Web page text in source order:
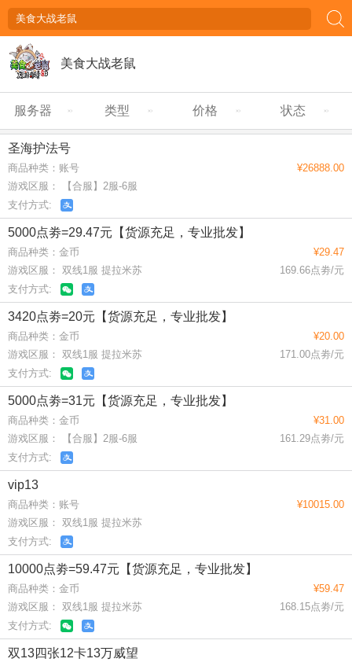
美食大战老鼠
服务器 类型 价格 状态
圣海护法号
商品种类：账号
游戏区服： 【合服】2服-6服
支付方式:
¥26888.00
5000点劵=29.47元【货源充足，专业批发】
商品种类：金币
游戏区服： 双线1服 提拉米苏
支付方式:
¥29.47
169.66点劵/元
3420点劵=20元【货源充足，专业批发】
商品种类：金币
游戏区服： 双线1服 提拉米苏
支付方式:
¥20.00
171.00点劵/元
5000点劵=31元【货源充足，专业批发】
商品种类：金币
游戏区服： 【合服】2服-6服
支付方式:
¥31.00
161.29点劵/元
vip13
商品种类：账号
游戏区服： 双线1服 提拉米苏
支付方式:
¥10015.00
10000点劵=59.47元【货源充足，专业批发】
商品种类：金币
游戏区服： 双线1服 提拉米苏
支付方式:
¥59.47
168.15点劵/元
双13四张12卡13万威望